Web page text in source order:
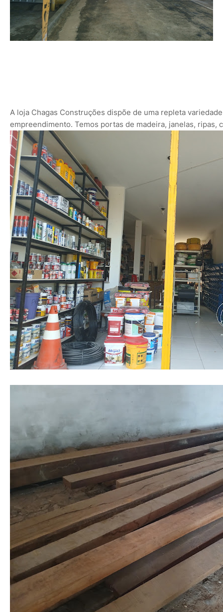
A loja Chagas Construções dispõe de uma repleta
empreendimento. Temos portas de madeira, janelas, ripas,